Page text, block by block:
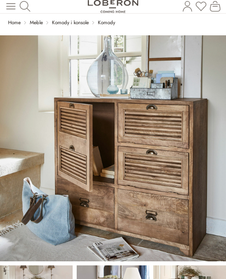
Wróć do wątku głównego
Masz
Home Meble Komody i konsole Komody